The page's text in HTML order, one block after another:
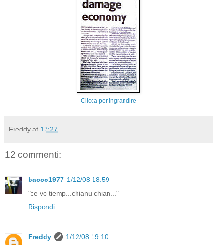
Clicca per ingrandire
Freddy at 17:27
12 commenti:
bacco1977 1/12/08 18:59
"ce vo tiemp...chianu chian..."
Rispondi
Freddy
1/12/08 19:10